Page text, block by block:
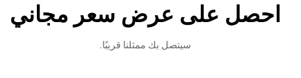
احصل على عرض سعر مجاني
سيتصل بك ممثلنا قريبًا.